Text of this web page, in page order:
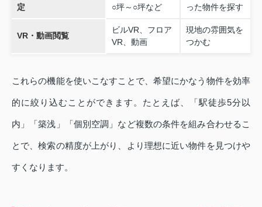
定
○坪～○坪など
った物件を探す
VR・動画閲覧
ビルVR、フロア
VR、動画
現地の雰囲気を
つかむ
これらの機能を使いこなすことで、希望にかなう物件を効率
的に絞り込むことができます。たとえば、「駅徒歩5分以
内」「築浅」「個別空調」など複数の条件を組み合わせるこ
とで、検索の精度が上がり、より理想に近い物件を見つけや
すくなります。